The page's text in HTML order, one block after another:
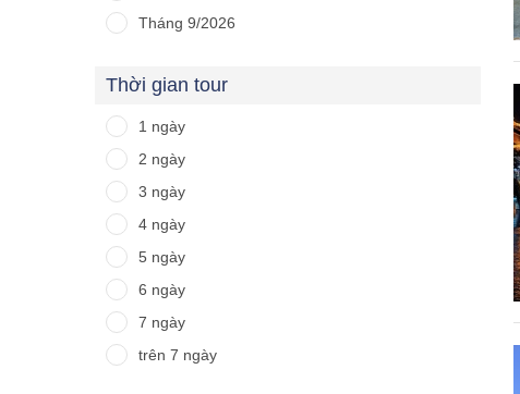
Tháng 9/2026
Thời gian tour
1 ngày
2 ngày
3 ngày
4 ngày
5 ngày
6 ngày
7 ngày
trên 7 ngày